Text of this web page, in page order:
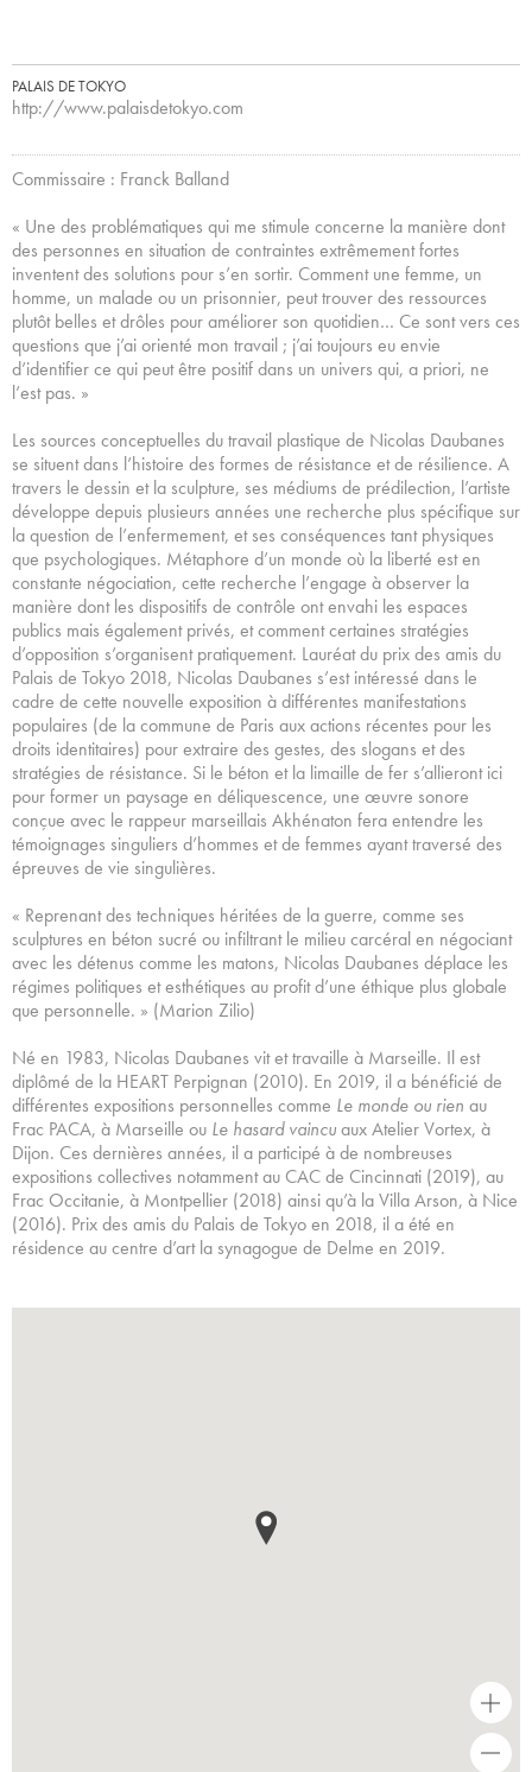
PALAIS DE TOKYO
http://www.palaisdetokyo.com
Commissaire : Franck Balland
« Une des problématiques qui me stimule concerne la manière dont
des personnes en situation de contraintes extrêmement fortes
inventent des solutions pour s’en sortir. Comment une femme, un
homme, un malade ou un prisonnier, peut trouver des ressources
plutôt belles et drôles pour améliorer son quotidien… Ce sont vers ces
questions que j’ai orienté mon travail ; j’ai toujours eu envie
d’identifier ce qui peut être positif dans un univers qui, a priori, ne
l’est pas. »
Les sources conceptuelles du travail plastique de Nicolas Daubanes
se situent dans l’histoire des formes de résistance et de résilience. A
travers le dessin et la sculpture, ses médiums de prédilection, l’artiste
développe depuis plusieurs années une recherche plus spécifique sur
la question de l’enfermement, et ses conséquences tant physiques
que psychologiques. Métaphore d’un monde où la liberté est en
constante négociation, cette recherche l’engage à observer la
manière dont les dispositifs de contrôle ont envahi les espaces
publics mais également privés, et comment certaines stratégies
d’opposition s’organisent pratiquement. Lauréat du prix des amis du
Palais de Tokyo 2018, Nicolas Daubanes s’est intéressé dans le
cadre de cette nouvelle exposition à différentes manifestations
populaires (de la commune de Paris aux actions récentes pour les
droits identitaires) pour extraire des gestes, des slogans et des
stratégies de résistance. Si le béton et la limaille de fer s’allieront ici
pour former un paysage en déliquescence, une œuvre sonore
conçue avec le rappeur marseillais Akhénaton fera entendre les
témoignages singuliers d’hommes et de femmes ayant traversé des
épreuves de vie singulières.
« Reprenant des techniques héritées de la guerre, comme ses
sculptures en béton sucré ou infiltrant le milieu carcéral en négociant
avec les détenus comme les matons, Nicolas Daubanes déplace les
régimes politiques et esthétiques au profit d’une éthique plus globale
que personnelle. » (Marion Zilio)
Né en 1983, Nicolas Daubanes vit et travaille à Marseille. Il est
diplômé de la HEART Perpignan (2010). En 2019, il a bénéficié de
différentes expositions personnelles comme Le monde ou rien au
Frac PACA, à Marseille ou Le hasard vaincuaux Atelier Vortex, à
Dijon. Ces dernières années, il a participé à de nombreuses
expositions collectives notamment au CAC de Cincinnati (2019), au
Frac Occitanie, à Montpellier (2018) ainsi qu’à la Villa Arson, à Nice
(2016). Prix des amis du Palais de Tokyo en 2018, il a été en
résidence au centre d’art la synagogue de Delme en 2019.
+